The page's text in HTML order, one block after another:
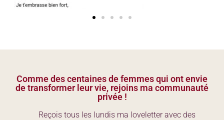
Comme des centaines de femmes qui ont envie
de transformer leur vie, rejoins ma communauté
privée !
Reçois tous les lundis ma loveletter avec des